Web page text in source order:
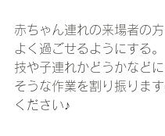
赤ちゃん連れの来場者の
よく過ごせるようにする
技や子連れかどうかなど
そうな作業を割り振りま
ください♪